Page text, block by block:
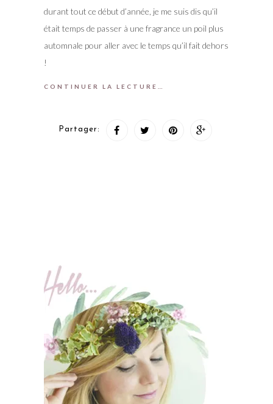
durant tout ce début d’année, je me suis dis qu’il
était temps de passer à une fragrance un poil plus
automnale pour aller avec le temps qu’il fait dehors
!
CONTINUER LA LECTURE…
Partager: